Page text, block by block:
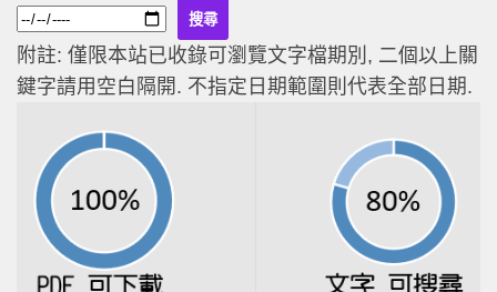
附註: 僅限本站已收錄可瀏覽文字檔期別, 二個以上關
鍵字請用空白隔開. 不指定日期範圍則代表全部日期.